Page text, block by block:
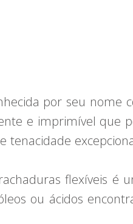
por seu nome
e imprimível que
tenacidade
flexíveis é
ou ácidos